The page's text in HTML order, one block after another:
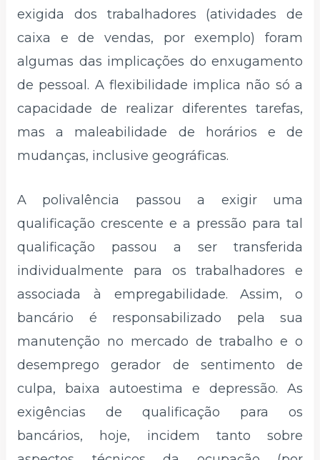
exigida dos trabalhadores (atividades de
caixa e de vendas, por exemplo) foram
algumas das implicações do enxugamento
de pessoal. A flexibilidade implica não só a
capacidade de realizar diferentes tarefas,
mas a maleabilidade de horários e de
mudanças, inclusive geográficas.
A polivalência passou a exigir uma
qualificação crescente e a pressão para tal
qualificação passou a ser transferida
individualmente para os trabalhadores e
associada à empregabilidade. Assim, o
bancário é responsabilizado pela sua
manutenção no mercado de trabalho e o
desemprego gerador de sentimento de
culpa, baixa autoestima e depressão. As
exigências de qualificação para os
bancários, hoje, incidem tanto sobre